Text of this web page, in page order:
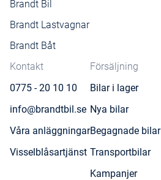
Brandt Bil
Brandt Lastvagnar
Brandt Båt
Kontakt
0775 - 20 10 10
info@brandtbil.se
Våra anläggningar
Visselblåsartjänst
Försäljning
Bilar i lager
Nya bilar
Begagnade bilar
Transportbilar
Kampanjer